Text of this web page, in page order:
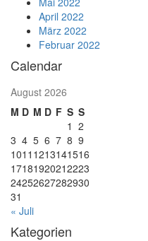
April 2022
März 2022
Februar 2022
Calendar
August 2026
M D M D F S S
1 2
3 4 5 6 7 8 9
1011 1213141516
17181920212223
24252627282930
31
« Juli
Kategorien